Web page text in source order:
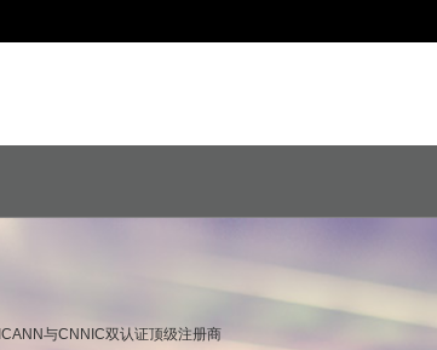
ICANN与CNNIC双认证顶级注册商